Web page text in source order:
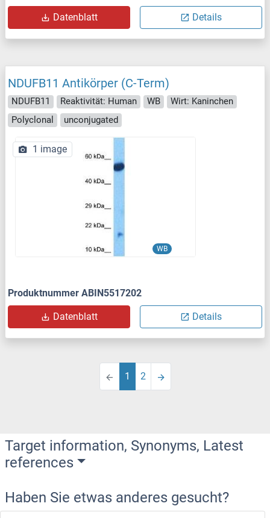
Datenblatt Details
NDUFB11 Antikörper (C-Term)
NDUFB11 Reaktivität: Human WB
Wirt: Kaninchen
Polyclonal
unconjugated
WB
1 image
Produktnummer ABIN5517202
Datenblatt Details
1 2
Target information, Synonyms, Latest
references
Haben Sie etwas anderes gesucht?